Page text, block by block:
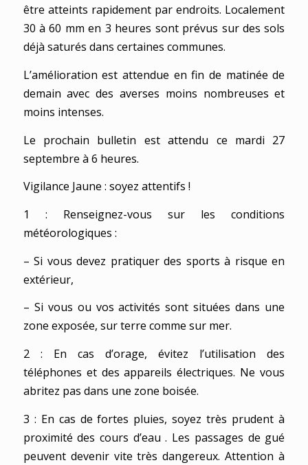
être atteints rapidement par endroits. Localement
30 à 60 mm en 3 heures sont prévus sur des sols
déjà saturés dans certaines communes.
L’amélioration est attendue en fin de matinée de
demain avec des averses moins nombreuses et
moins intenses.
Le prochain bulletin est attendu ce mardi 27
septembre à 6 heures.
Vigilance Jaune : soyez attentifs !
1 : Renseignez-vous sur les conditions
météorologiques :
– Si vous devez pratiquer des sports à risque en
extérieur,
– Si vous ou vos activités sont situées dans une
zone exposée, sur terre comme sur mer.
2 : En cas d’orage, évitez l’utilisation des
téléphones et des appareils électriques. Ne vous
abritez pas dans une zone boisée.
3 : En cas de fortes pluies, soyez très prudent à
proximité des cours d’eau . Les passages de gué
peuvent devenir vite très dangereux. Attention à